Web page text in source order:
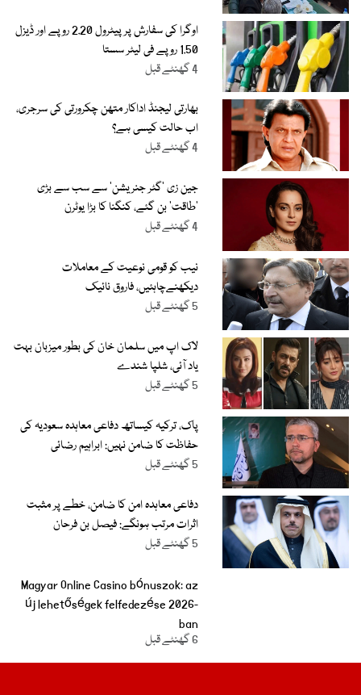
اوگرا کی سفارش پر پیٹرول 2.20 روپے اور ڈیزل
1.50 روپے فی لیٹر سستا
4 گھنٹے قبل
بھارتی لیجنڈ اداکار متھن چکرورتی کی سرجری،
اب حالت کیسی ہے؟
4 گھنٹے قبل
جین زی ’گٹر جنریشن‘ سے سب سے بڑی
’طاقت‘ بن گئے، کنگنا کا بڑا یوٹرن
4 گھنٹے قبل
نیب کو قومی نوعیت کے معاملات
دیکھنےچاہئیں، فاروق نائیک
5 گھنٹے قبل
لاک اپ میں سلمان خان کی بطور میزبان بہت
یاد آئی، شلپا شندے
5 گھنٹے قبل
پاک، ترکیہ کیساتھ دفاعی معاہدہ سعودیہ کی
حفاظت کا ضامن نہیں: ابراہیم رضائی
5 گھنٹے قبل
دفاعی معاہدہ امن کا ضامن، خطے پر مثبت
اثرات مرتب ہونگے: فیصل بن فرحان
5 گھنٹے قبل
Magyar Online Casino bónuszok: az
új lehetőségek felfedezése 2026-
ban
6 گھنٹے قبل